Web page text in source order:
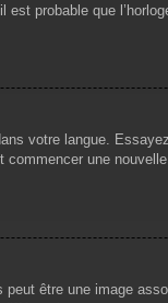
probable que
votre langue.
une
être une image